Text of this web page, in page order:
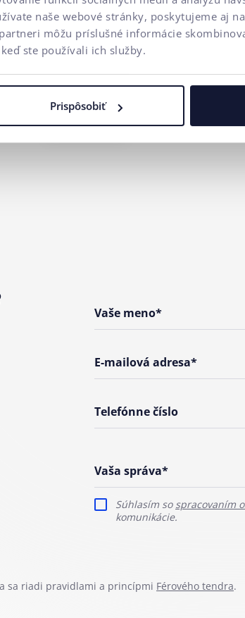
naše webové stránky, poskytujeme aj
môžu príslušné informácie
ste používali ich služby.
Prispôsobiť
Vaše meno*
E-mailová adresa*
Telefónne číslo
Vaša správa*
Súhlasím so spracovaním
komunikácie.
sa riadi pravidlami a princípmi Férového tendra.